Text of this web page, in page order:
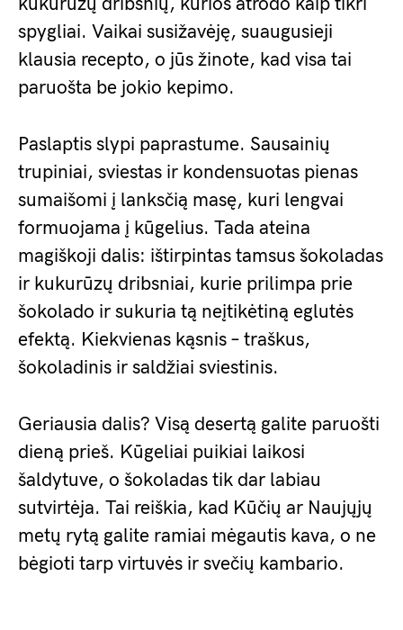
spygliai. Vaikai susižavėję, suaugusieji
klausia recepto, o jūs žinote, kad visa tai
paruošta be jokio kepimo.
Paslaptis slypi paprastume. Sausainių
trupiniai, sviestas ir kondensuotas pienas
sumaišomi į lanksčią masę, kuri lengvai
formuojama į kūgelius. Tada ateina
magiškoji dalis: ištirpintas tamsus šokoladas
ir kukurūzų dribsniai, kurie prilimpa prie
šokolado ir sukuria tą neįtikėtiną eglutės
efektą. Kiekvienas kąsnis – traškus,
šokoladinis ir saldžiai sviestinis.
Geriausia dalis? Visą desertą galite paruošti
dieną prieš. Kūgeliai puikiai laikosi
šaldytuve, o šokoladas tik dar labiau
sutvirtėja. Tai reiškia, kad Kūčių ar Naujųjų
metų rytą galite ramiai mėgautis kava, o ne
bėgioti tarp virtuvės ir svečių kambario.